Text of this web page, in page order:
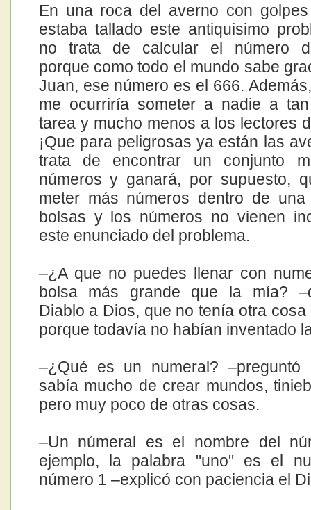
En una roca del averno con
estaba tallado este antiquisimo
no trata de calcular el número
porque como todo el mundo sabe
Juan, ese número es el 666.
me ocurriría someter a nadie a
tarea y mucho menos a los lectores
¡Que para peligrosas ya están las
trata de encontrar un conjunto
números y ganará, por supuesto,
meter más números dentro de
bolsas y los números no vienen
este enunciado del problema.
–¿A que no puedes llenar con
bolsa más grande que la mía?
Diablo a Dios, que no tenía otra
porque todavía no habían inventado
–¿Qué es un numeral? –preguntó
sabía mucho de crear mundos,
pero muy poco de otras cosas.
–Un númeral es el nombre del
ejemplo, la palabra "uno" es el
número 1 –explicó con paciencia el